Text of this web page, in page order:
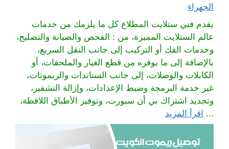
الجهراء
يقدم فني ستلايت المطلاع كل ما يلزمك من خدمات
عالم الستلايت المميزة، من : الفحص والصيانة والتصليح،
وخدمات الفك أو التركيب إلى جانب النقل السريع،
بالإضافة إلى ما يوفره من قطع الغيار والملحقات، أو
الكابلات والوصلات، إلى جانب الستاندات والريموتات،
غير خدمة البرمجة وضبط الإعدادات، وإزالة التشفير،
وتجديد اشتراك بي أن سبورت، وتوفير الأطباق اللاقطة،
... اقرأ المزيد